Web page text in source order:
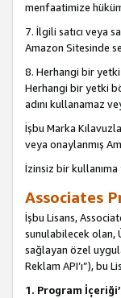
menfaatimize
7. İlgili satıcı veya
Amazon Sitesinde
8. Herhangi bir yetki
Herhangi bir yetki
adını kullanamaz
İşbu Marka
veya onaylanmış
İzinsiz bir kullanıma
Associates
İşbu Lisans,
sunulabilecek olan,
sağlayan özel
Reklam API’ı”), bu
1. Program